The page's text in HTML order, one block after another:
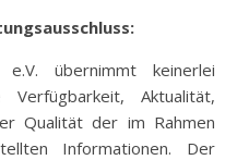
übernimmt keinerlei
Aktualität,
Qualität der im Rahmen
Informationen. Der